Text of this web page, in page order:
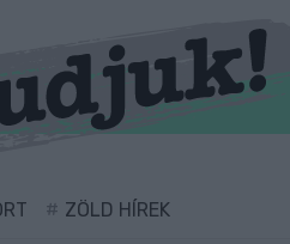
ZÖLD HÍREK